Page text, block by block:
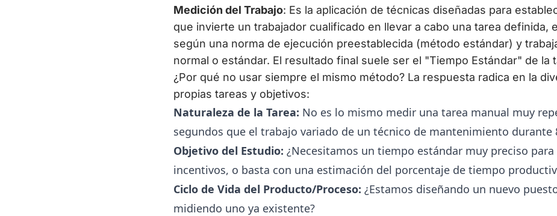
Medición del Trabajo: Es la aplicación de técnicas diseñadas para
que invierte un trabajador cualificado en llevar a cabo una tarea definida,
según una norma de ejecución preestablecida (método estándar) y
normal o estándar. El resultado final suele ser el "Tiempo Estándar" de la
¿Por qué no usar siempre el mismo método? La respuesta radica en la
propias tareas y objetivos:
Naturaleza de la Tarea: No es lo mismo medir una tarea manual muy
segundos que el trabajo variado de un técnico de mantenimiento durante
Objetivo del Estudio: ¿Necesitamos un tiempo estándar muy preciso
incentivos, o basta con una estimación del porcentaje de tiempo
Ciclo de Vida del Producto/Proceso: ¿Estamos diseñando un nuevo
midiendo uno ya existente?